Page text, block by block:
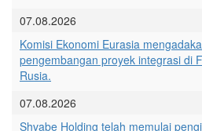
07.08.2026
Komisi Ekonomi Eurasia
pengembangan proyek integrasi di
Rusia.
07.08.2026
Shvabe Holding telah memulai